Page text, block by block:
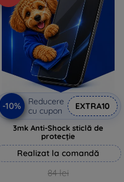
-10%
Reducere
cu cupon
EXTRA10
3mk Anti-Shock sticlă de
protecție
Realizat la comandă
84 lei